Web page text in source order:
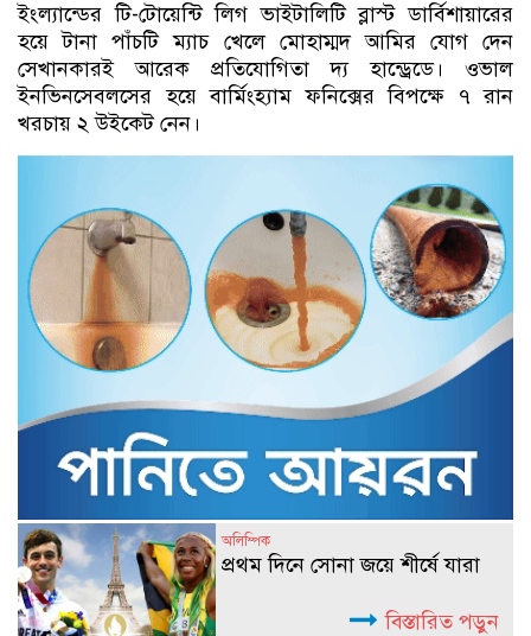
ইংল্যান্ডের টি-টোয়েন্টি লিগ ভাইটালিটি ব্লাস্ট ডার্বিশায়ারের
হয়ে টানা পাঁচটি ম্যাচ খেলে মোহাম্মদ আমির যোগ দেন
সেখানকারই আরেক প্রতিযোগিতা দ্য হান্ড্রেডে। ওভাল
ইনভিনসেবলসের হয়ে বার্মিংহ্যাম ফনিক্সের বিপক্ষে ৭ রান
খরচায় ২ উইকেট নেন।
অলিম্পিক
প্রথম দিনে সোনা জয়ে শীর্ষে যারা
বিস্তারিত পড়ুন